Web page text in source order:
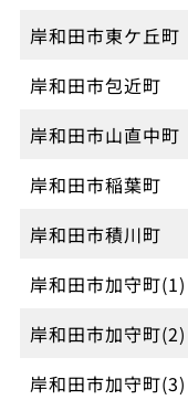
岸和田市東ケ丘町
岸和田市包近町
岸和田市山直中町
岸和田市稲葉町
岸和田市積川町
岸和田市加守町(1)
岸和田市加守町(2)
岸和田市加守町(3)